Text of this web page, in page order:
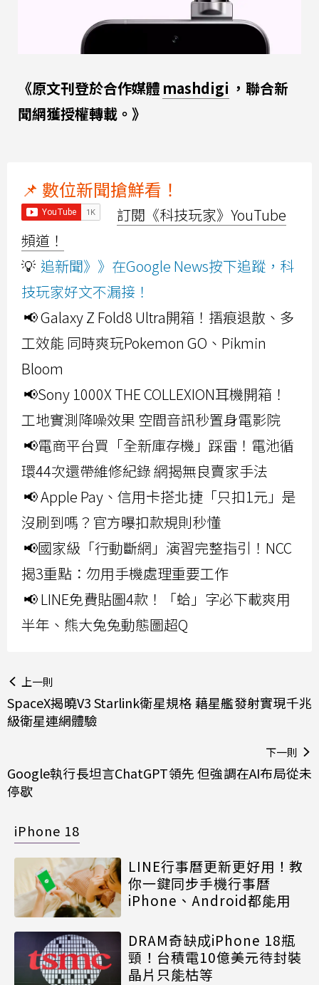
《原文刊登於合作媒體 mashdigi ，聯合新
聞網獲授權轉載。》
📌 數位新聞搶鮮看！
訂閱《科技玩家》YouTube
頻道！
💡 追新聞》》在Google News按下追蹤，科
技玩家好文不漏接！
📢 Galaxy Z Fold8 Ultra開箱！摺痕退散、多
工效能 同時爽玩Pokemon GO、Pikmin
Bloom
📢Sony 1000X THE COLLEXION耳機開箱！
工地實測降噪效果 空間音訊秒置身電影院
📢電商平台買「全新庫存機」踩雷！電池循
環44次還帶維修紀錄 網揭無良賣家手法
📢 Apple Pay、信用卡搭北捷「只扣1元」是
沒刷到嗎？官方曝扣款規則秒懂
📢國家級「行動斷網」演習完整指引！NCC
揭3重點：勿用手機處理重要工作
📢 LINE免費貼圖4款！「蛤」字必下載爽用
半年、熊大兔兔動態圖超Q
上一則
SpaceX揭曉V3 Starlink衛星規格 藉星艦發射實現千兆
級衛星連網體驗
下一則
Google執行長坦言ChatGPT領先 但強調在AI布局從未
停歇
iPhone 18
LINE行事曆更新更好用！教
你一鍵同步手機行事曆
iPhone、Android都能用
DRAM奇缺成iPhone 18瓶
頸！台積電10億美元待封裝
晶片只能枯等